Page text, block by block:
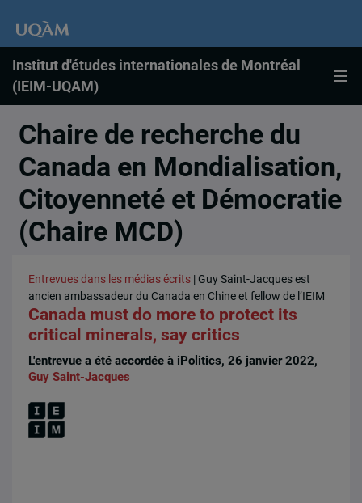
Institut d'études internationales de Montréal
(IEIM-UQAM)
Chaire de recherche du
Canada en Mondialisation,
Citoyenneté et Démocratie
(Chaire MCD)
Entrevues dans les médias écrits | Guy Saint-Jacques est
ancien ambassadeur du Canada en Chine et fellow de l’IEIM
Canada must do more to protect its
critical minerals, say critics
L'entrevue a été accordée à iPolitics, 26 janvier 2022,
Guy Saint-Jacques